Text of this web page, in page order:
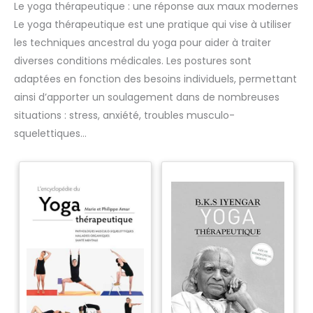
Le yoga thérapeutique : une réponse aux maux modernes
Le yoga thérapeutique est une pratique qui vise à utiliser
les techniques ancestral du yoga pour aider à traiter
diverses conditions médicales. Les postures sont
adaptées en fonction des besoins individuels, permettant
ainsi d’apporter un soulagement dans de nombreuses
situations : stress, anxiété, troubles musculo-
squelettiques…